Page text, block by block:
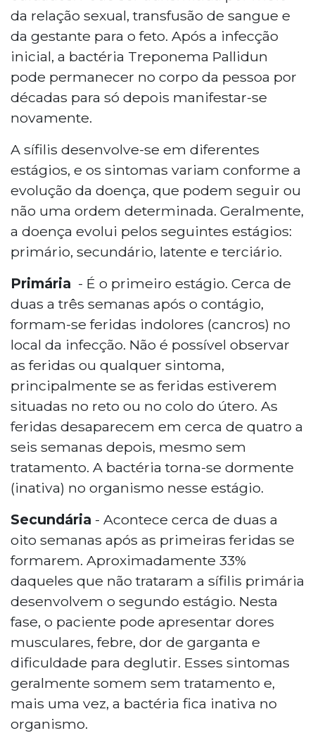
da relação sexual, transfusão de sangue e
da gestante para o feto. Após a infecção
inicial, a bactéria Treponema Pallidun
pode permanecer no corpo da pessoa por
décadas para só depois manifestar-se
novamente.
A sífilis desenvolve-se em diferentes
estágios, e os sintomas variam conforme a
evolução da doença, que podem seguir ou
não uma ordem determinada. Geralmente,
a doença evolui pelos seguintes estágios:
primário, secundário, latente e terciário.
Primária - É o primeiro estágio. Cerca de
duas a três semanas após o contágio,
formam-se feridas indolores (cancros) no
local da infecção. Não é possível observar
as feridas ou qualquer sintoma,
principalmente se as feridas estiverem
situadas no reto ou no colo do útero. As
feridas desaparecem em cerca de quatro a
seis semanas depois, mesmo sem
tratamento. A bactéria torna-se dormente
(inativa) no organismo nesse estágio.
Secundária - Acontece cerca de duas a
oito semanas após as primeiras feridas se
formarem. Aproximadamente 33%
daqueles que não trataram a sífilis primária
desenvolvem o segundo estágio. Nesta
fase, o paciente pode apresentar dores
musculares, febre, dor de garganta e
dificuldade para deglutir. Esses sintomas
geralmente somem sem tratamento e,
mais uma vez, a bactéria fica inativa no
organismo.